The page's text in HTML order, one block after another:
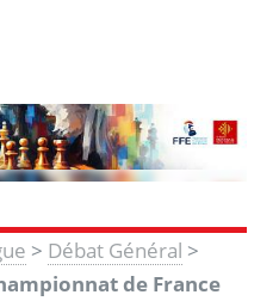
> Débat Général >
de France